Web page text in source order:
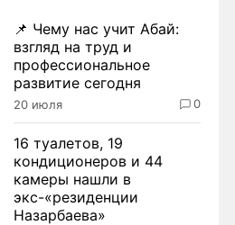
📌 Чему нас учит Абай:
взгляд на труд и
профессиональное
развитие сегодня
20 июля 0
16 туалетов, 19
кондиционеров и 44
камеры нашли в
экс-«резиденции
Назарбаева»